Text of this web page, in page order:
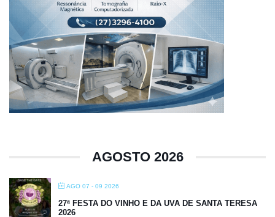
AGOSTO 2026
AGO 07 - 09 2026
27ª FESTA DO VINHO E DA UVA DE SANTA TERESA
2026